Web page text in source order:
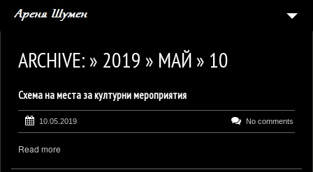
СЪБИТИЯ
АРЕНАТА
ГАЛЕРИЯ
ЗАЯВКА ЗА СЪБИТИЕ
ARCHIVE: » 2019 » МАЙ » 10
Схема на места за културни мероприятия
10.05.2019 No comments
Read more